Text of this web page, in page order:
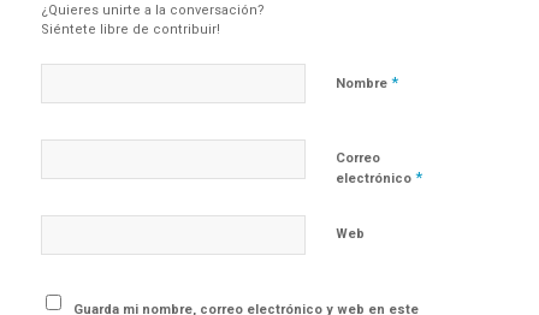
¿Quieres unirte a la conversación?
Siéntete libre de contribuir!
Nombre *
Correo
electrónico *
Web
Guarda mi nombre, correo electrónico y web en este